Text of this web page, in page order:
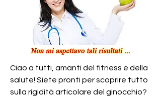
Ciao a tutti, amanti del fitness e della
salute! Siete pronti per scoprire tutto
sulla rigidità articolare del ginocchio?